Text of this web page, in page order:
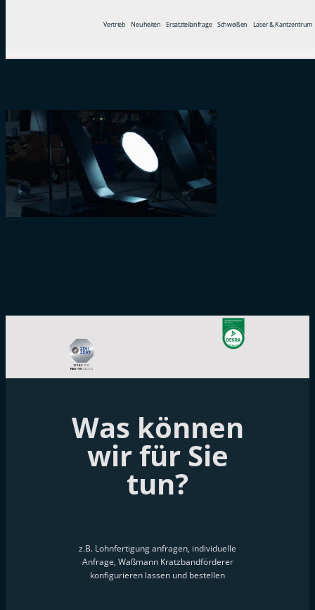
Vertrieb Neuheiten Ersatzteilanfrage Schweißen Laser & Kantzentrum
Was können
wir für Sie
tun?
z.B. Lohnfertigung anfragen, individuelle
Anfrage, Waßmann Kratzbandförderer
konfigurieren lassen und bestellen